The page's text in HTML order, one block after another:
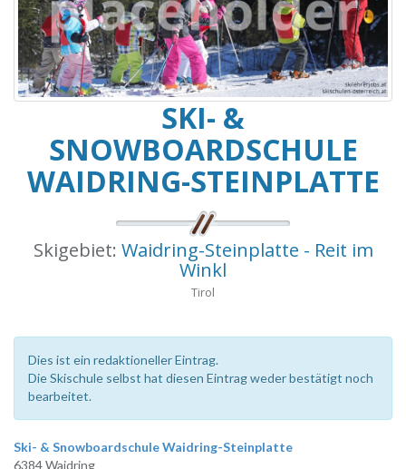
SKI- &
SNOWBOARDSCHULE
WAIDRING-STEINPLATTE
Skigebiet: Waidring-Steinplatte - Reit im
Winkl
Tirol
Dies ist ein redaktioneller Eintrag.
Die Skischule selbst hat diesen Eintrag weder bestätigt noch
bearbeitet.
Ski- & Snowboardschule Waidring-Steinplatte
6384 Waidring